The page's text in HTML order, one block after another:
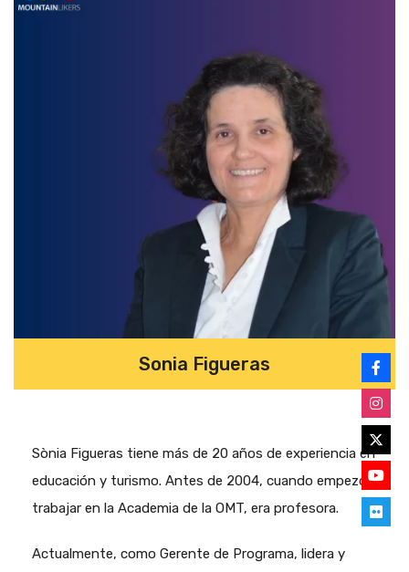
Sonia Figueras
Sònia Figueras tiene más de 20 años de experiencia en
educación y turismo. Antes de 2004, cuando empezó a
trabajar en la Academia de la OMT, era profesora.
Actualmente, como Gerente de Programa, lidera y